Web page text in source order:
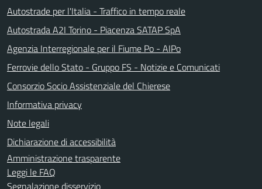
Autostrade per l'Italia - Traffico in tempo reale
Autostrada A2I Torino - Piacenza SATAP SpA
Agenzia Interregionale per il Fiume Po - AIPo
Ferrovie dello Stato - Gruppo FS - Notizie e Comunicati
Consorzio Socio Assistenziale del Chierese
Informativa privacy
Note legali
Dichiarazione di accessibilità
Amministrazione trasparente
Leggi le FAQ
Segnalazione disservizio